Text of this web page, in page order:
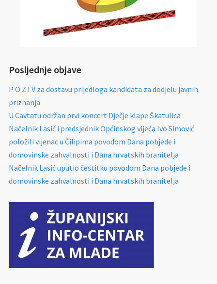
Posljednje objave
P O Z I V za dostavu prijedloga kandidata za dodjelu javnih
priznanja
U Cavtatu održan prvi koncert Dječje klape Škatulica
Načelnik Lasić i predsjednik Općinskog vijeća Ivo Simović
položili vijenac u Čilipima povodom Dana pobjede i
domovinske zahvalnosti i Dana hrvatskih branitelja
Načelnik Lasić uputio čestitku povodom Dana pobjede i
domovinske zahvalnosti i Dana hrvatskih branitelja